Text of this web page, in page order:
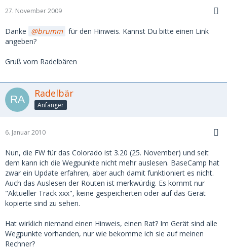
27. November 2009
Danke brumm für den Hinweis. Kannst Du bitte einen Link
angeben?
Gruß vom Radelbären
Radelbär
Anfänger
6. Januar 2010
Nun, die FW für das Colorado ist 3.20 (25. November) und seit
dem kann ich die Wegpunkte nicht mehr auslesen. BaseCamp hat
zwar ein Update erfahren, aber auch damit funktioniert es nicht.
Auch das Auslesen der Routen ist merkwürdig. Es kommt nur
"Aktueller Track xxx", keine gespeicherten oder auf das Gerät
kopierte sind zu sehen.
Hat wirklich niemand einen Hinweis, einen Rat? Im Gerät sind alle
Wegpunkte vorhanden, nur wie bekomme ich sie auf meinen
Rechner?